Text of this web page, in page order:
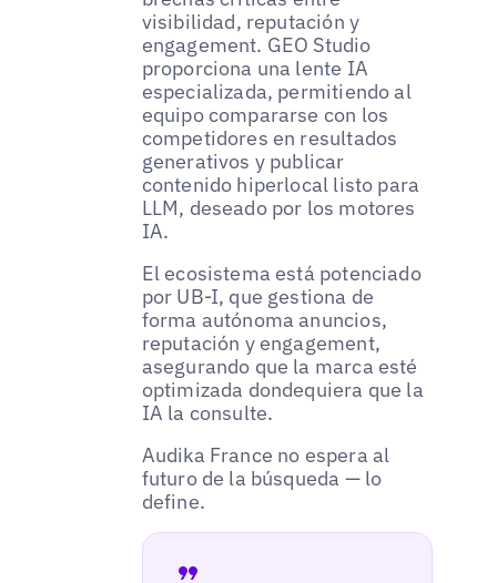
visibilidad, reputación y
engagement. GEO Studio
proporciona una lente IA
especializada, permitiendo al
equipo compararse con los
competidores en resultados
generativos y publicar
contenido hiperlocal listo para
LLM, deseado por los motores
IA.
El ecosistema está potenciado
por UB-I, que gestiona de
forma autónoma anuncios,
reputación y engagement,
asegurando que la marca esté
optimizada dondequiera que la
IA la consulte.
Audika France no espera al
futuro de la búsqueda — lo
define.